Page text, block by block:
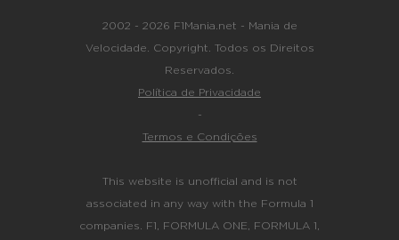
2002 - 2026 F1Mania.net - Mania de
Velocidade. Copyright. Todos os Direitos
Reservados.
Política de Privacidade
-
Termos e Condições
This website is unofficial and is not
associated in any way with the Formula 1
companies. F1, FORMULA ONE, FORMULA 1,